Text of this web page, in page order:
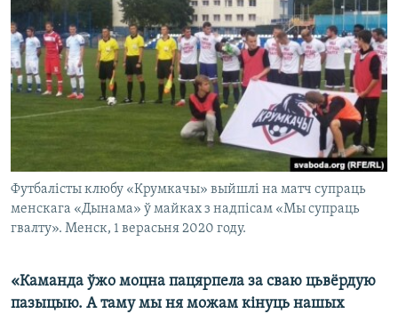
КУЛЬТУРА
КАЛЯНДАР
МОВА
НА ХВАЛЯХ СВАБОДЫ
Футбалісты клюбу «Крумкачы» выйшлі на матч супраць
менскага «Дынама» ў майках з надпісам «Мы супраць
гвалту». Менск, 1 верасьня 2020 году.
«Каманда ўжо моцна пацярпела за сваю цьвёрдую
пазыцыю. А таму мы ня можам кінуць нашых